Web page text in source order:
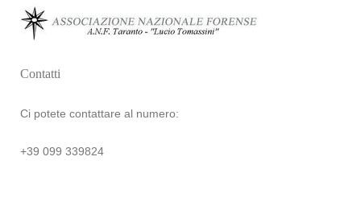
Contatti
Ci potete contattare al numero:
+39 099 339824